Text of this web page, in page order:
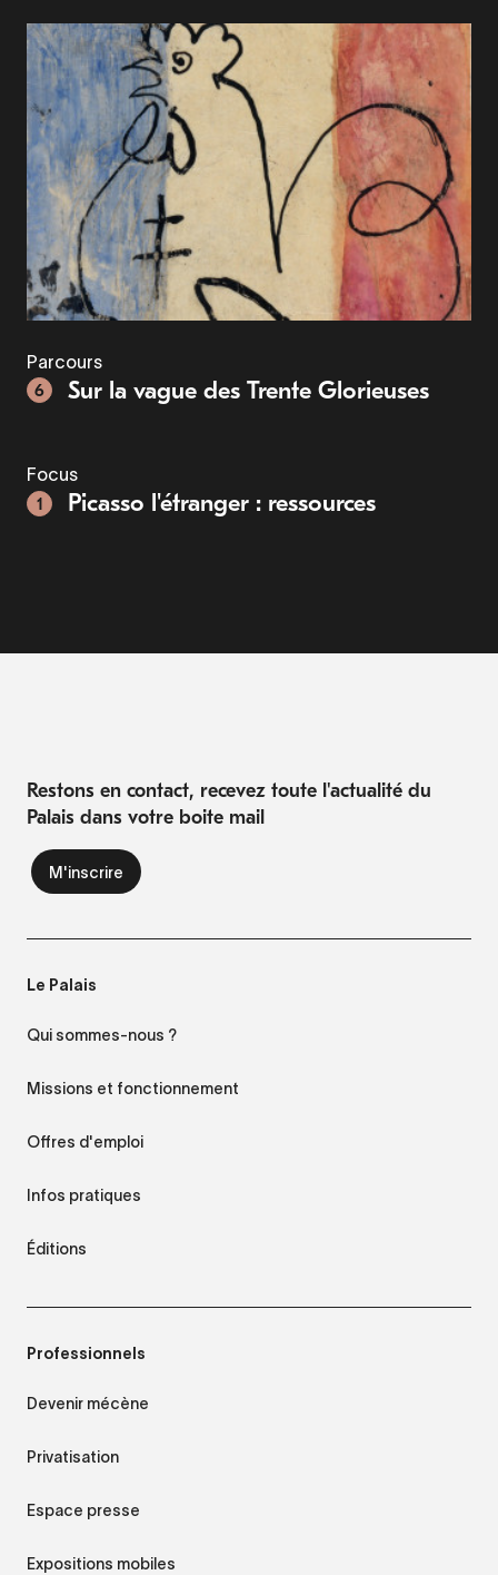
Parcours
6
Sur la vague des Trente Glorieuses
Focus
1
Picasso l'étranger : ressources
Restons en contact, recevez toute l'actualité du
Palais dans votre boite mail
Le Palais
Qui sommes-nous ?
Missions et fonctionnement
Offres d'emploi
Infos pratiques
Éditions
Professionnels
Devenir mécène
Privatisation
Espace presse
Expositions mobiles